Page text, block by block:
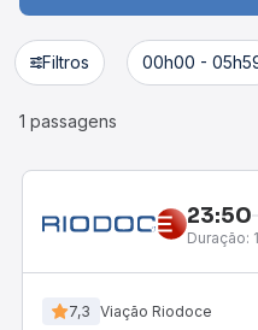
Filtros 00h00 -
1 passagens
23:50
Duração:
7,3 Viação Riodoce